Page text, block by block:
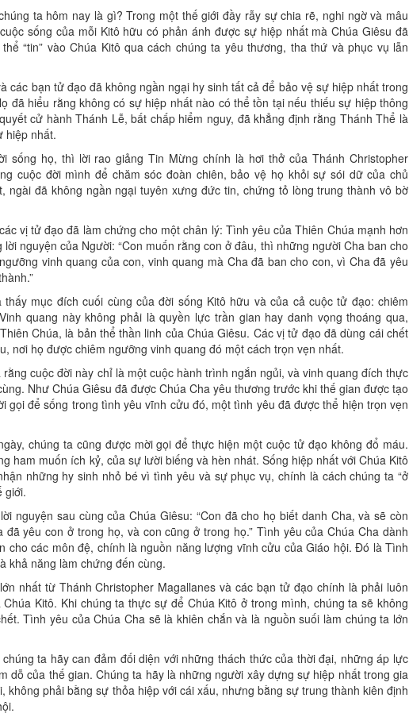
ta hôm nay là gì? Trong một thế giới đầy rẫy sự chia rẽ, nghi ngờ và mâu
sống của mỗi Kitô hữu có phản ánh được sự hiệp nhất mà Chúa Giêsu đã
“tin” vào Chúa Kitô qua cách chúng ta yêu thương, tha thứ và phục vụ lẫn
các bạn tử đạo đã không ngần ngại hy sinh tất cả để bảo vệ sự hiệp nhất trong
đã hiểu rằng không có sự hiệp nhất nào có thể tồn tại nếu thiếu sự hiệp thông
cử hành Thánh Lễ, bất chấp hiểm nguy, đã khẳng định rằng Thánh Thể là
hiệp nhất.
sống họ, thì lời rao giảng Tin Mừng chính là hơi thở của Thánh Christopher
cuộc đời mình để chăm sóc đoàn chiên, bảo vệ họ khỏi sự sói dữ của chủ
ngài đã không ngần ngại tuyên xưng đức tin, chứng tỏ lòng trung thành vô bờ
vị tử đạo đã làm chứng cho một chân lý: Tình yêu của Thiên Chúa mạnh hơn
nguyện của Người: “Con muốn rằng con ở đâu, thì những người Cha ban cho
vinh quang của con, vinh quang mà Cha đã ban cho con, vì Cha đã yêu
mục đích cuối cùng của đời sống Kitô hữu và của cả cuộc tử đạo: chiêm
quang này không phải là quyền lực trần gian hay danh vọng thoáng qua,
Chúa, là bản thể thần linh của Chúa Giêsu. Các vị tử đạo đã dùng cái chết
nơi họ được chiêm ngưỡng vinh quang đó một cách trọn vẹn nhất.
cuộc đời này chỉ là một cuộc hành trình ngắn ngủi, và vinh quang đích thực
Như Chúa Giêsu đã được Chúa Cha yêu thương trước khi thế gian được tạo
gọi để sống trong tình yêu vĩnh cửu đó, một tình yêu đã được thể hiện trọn vẹn
chúng ta cũng được mời gọi để thực hiện một cuộc tử đạo không đổ máu.
ham muốn ích kỷ, của sự lười biếng và hèn nhát. Sống hiệp nhất với Chúa Kitô
những hy sinh nhỏ bé vì tình yêu và sự phục vụ, chính là cách chúng ta “ở
giới.
nguyện sau cùng của Chúa Giêsu: “Con đã cho họ biết danh Cha, và sẽ còn
yêu con ở trong họ, và con cũng ở trong họ.” Tình yêu của Chúa Cha dành
cho các môn đệ, chính là nguồn năng lượng vĩnh cửu của Giáo hội. Đó là Tình
khả năng làm chứng đến cùng.
nhất từ Thánh Christopher Magallanes và các bạn tử đạo chính là phải luôn
Kitô. Khi chúng ta thực sự để Chúa Kitô ở trong mình, chúng ta sẽ không
Tình yêu của Chúa Cha sẽ là khiên chắn và là nguồn suối làm chúng ta lớn
ta hãy can đảm đối diện với những thách thức của thời đại, những áp lực
dỗ của thế gian. Chúng ta hãy là những người xây dựng sự hiệp nhất trong gia
không phải bằng sự thỏa hiệp với cái xấu, nhưng bằng sự trung thành kiên định